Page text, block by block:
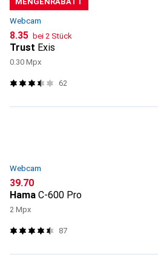
Webcam
CHF
8.35 bei 2 Stück
Trust Exis
0.30 Mpx
62
Webcam
CHF
39.70
Hama C-600 Pro
2 Mpx
87